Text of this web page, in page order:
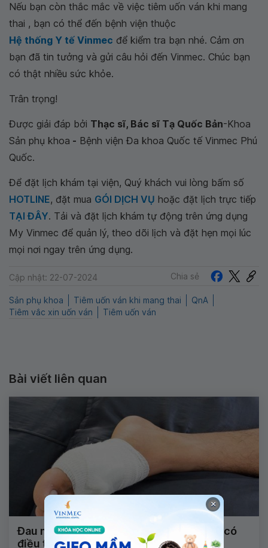
Nếu bạn còn thắc mắc về việc tiêm uốn ván khi mang
thai , bạn có thể đến bệnh viện thuộc
Hệ thống Y tế Vinmec để kiểm tra bạn nhé. Cảm ơn
bạn đã tin tưởng và gửi câu hỏi đến Vinmec. Chúc bạn
có thật nhiều sức khỏe.
Trân trọng!
Được giải đáp bởi Thạc sĩ, Bác sĩ Tạ Quốc Bản-Khoa
Sản phụ khoa - Bệnh viện Đa khoa Quốc tế Vinmec Phú
Quốc.
Để đặt lịch khám tại viện, Quý khách vui lòng bấm số
HOTLINE, đặt mua GÓI DỊCH VỤ hoặc đặt lịch trực tiếp
TẠI ĐÂY. Tải và đặt lịch khám tự động trên ứng dụng
My Vinmec để quản lý, theo dõi lịch và đặt hẹn mọi lúc
mọi nơi ngay trên ứng dụng.
Cập nhật: 22-07-2024 Chia sẻ
Sản phụ khoa Tiêm uốn ván khi mang thai
QnA
Tiêm vắc xin uốn ván
Tiêm uốn ván
Bài viết liên quan
Đau nhức sau 1 tháng dẫm phải gai kẽm có
điều trị hay tiêm phòng gì được không?
×